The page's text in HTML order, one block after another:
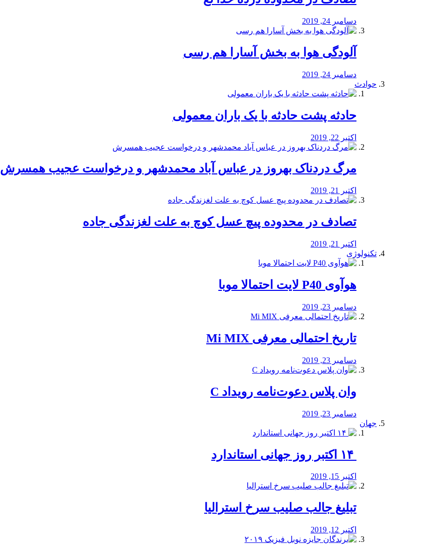
دسامبر 24, 2019
آلودگی هوا به بخش آسارا هم رسی
دسامبر 24, 2019
حوادث
️حادثه پشت حادثه با یک باران معمولی
اکتبر 22, 2019
مرگ دردناک بهروز در عباس آباد محمدشهر و درخواست عجیب همسرش
اکتبر 21, 2019
تصادف در محدوده پیچ عسل کوچ به علت لغزندگی جاده
اکتبر 21, 2019
تکنولوژی
هوآوی P40 لایت احتمالا موبا
دسامبر 23, 2019
تاریخ احتمالی معرفی Mi MIX
دسامبر 23, 2019
وان پلاس دعوت‌نامه رویداد C
دسامبر 23, 2019
جهان
اکتبر 15, 2019
تبلیغ جالب صلیب سرخ استرالیا
اکتبر 12, 2019